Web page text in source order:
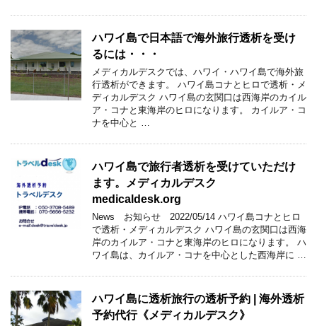
ハワイ島で日本語で海外旅行透析を受け
るには・・・
メディカルデスクでは、ハワイ・ハワイ島で海外旅
行透析ができます。 ハワイ島コナとヒロで透析・メ
ディカルデスク ハワイ島の玄関口は西海岸のカイル
ア・コナと東海岸のヒロになります。 カイルア・コ
ナを中心と …
ハワイ島で旅行者透析を受けていただけ
ます。メディカルデスク
medicaldesk.org
News お知らせ 2022/05/14 ハワイ島コナとヒロ
で透析・メディカルデスク ハワイ島の玄関口は西海
岸のカイルア・コナと東海岸のヒロになります。 ハ
ワイ島は、カイルア・コナを中心とした西海岸に …
ハワイ島に透析旅行の透析予約 | 海外透析
予約代行《メディカルデスク》